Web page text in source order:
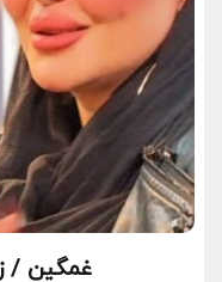
غمگین /